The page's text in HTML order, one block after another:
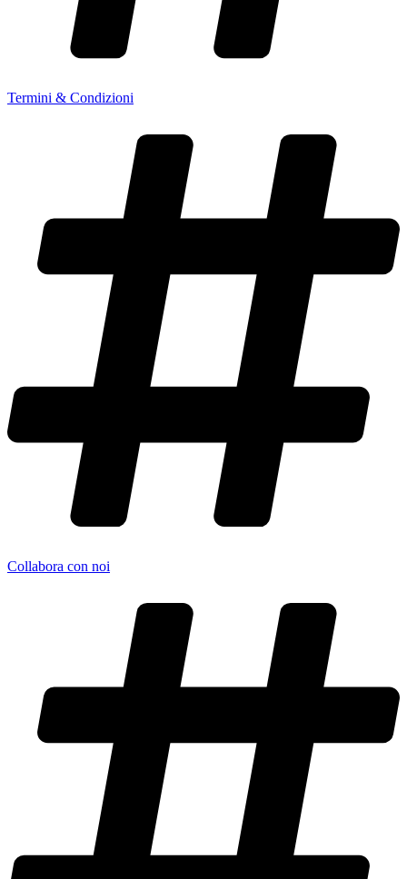
Termini & Condizioni
Collabora con noi